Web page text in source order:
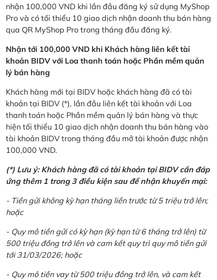
nhận 100,000 VND khi lần đầu đăng ký sử dụng MyShop
Pro và có tối thiểu 10 giao dịch nhận doanh thu bán hàng
qua QR MyShop Pro trong tháng đầu đăng ký.
Nhận tới 100,000 VND khi Khách hàng liên kết tài
khoản BIDV với Loa thanh toán hoặc Phần mềm quản
lý bán hàng
Khách hàng mới tại BIDV hoặc khách hàng đã có tài
khoản tại BIDV (*), lần đầu liên kết tài khoản với Loa
thanh toán hoặc Phần mềm quản lý bán hàng và thực
hiện tối thiểu 10 giao dịch nhận doanh thu bán hàng vào
tài khoản BIDV trong tháng đầu mở tài khoản được nhận
100,000 VND.
(*) Lưu ý: Khách hàng đã có tài khoản tại BIDV cần đáp
ứng thêm 1 trong 3 điều kiện sau để nhận khuyến mại:
- Tiền gửi không kỳ hạn tháng liền trước từ 5 triệu trở lên;
hoặc
- Quy mô tiền gửi có kỳ hạn (kỳ hạn từ 6 tháng trở lên) từ
500 triệu đồng trở lên và cam kết quy trì quy mô tiền gửi
tới 31/03/2026; hoặc
- Quy mô tiền vay từ 500 triệu đồng trở lên, và cam kết